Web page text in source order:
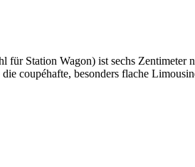
Station Wagon) ist sechs Zentimeter
coupéhafte, besonders flache